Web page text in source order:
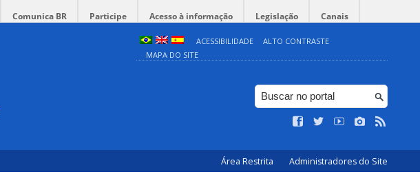
Comunica BR Participe Acesso à informação Legislação Canais
ACESSIBILIDADE
ALTO CONTRASTE
MAPA DO SITE
Área Restrita Administradores do Site